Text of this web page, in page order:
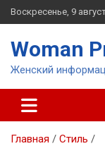
Перейти
к
Воскресенье, 9
Woman
Женский
Главная
Стиль